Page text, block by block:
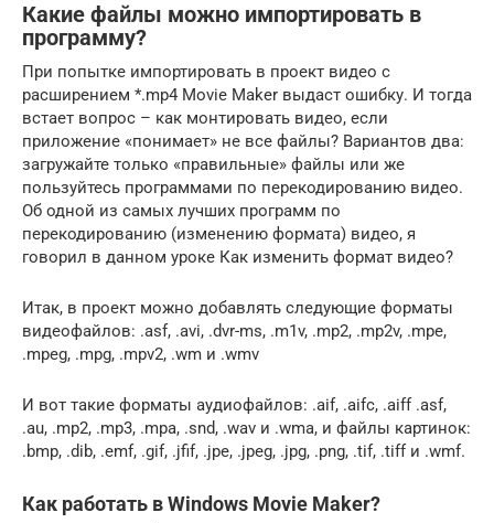
Какие файлы можно импортировать в
программу?
При попытке импортировать в проект видео с
расширением *.mp4 Movie Maker выдаст ошибку. И тогда
встает вопрос – как монтировать видео, если
приложение «понимает» не все файлы? Вариантов два:
загружайте только «правильные» файлы или же
пользуйтесь программами по перекодированию видео.
Об одной из самых лучших программ по
перекодированию (изменению формата) видео, я
говорил в данном уроке Как изменить формат видео?
Итак, в проект можно добавлять следующие форматы
видеофайлов: .asf, .avi, .dvr-ms, .m1v, .mp2, .mp2v, .mpe,
.mpeg, .mpg, .mpv2, .wm и .wmv
И вот такие форматы аудиофайлов: .aif, .aifc, .aiff .asf,
.au, .mp2, .mp3, .mpa, .snd, .wav и .wma, и файлы картинок:
.bmp, .dib, .emf, .gif, .jfif, .jpe, .jpeg, .jpg, .png, .tif, .tiff и .wmf.
Как работать в Windows Movie Maker?